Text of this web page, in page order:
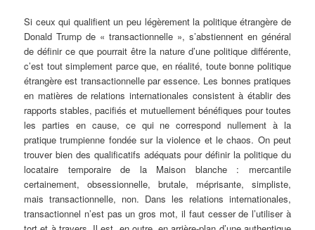
Si ceux qui qualifient un peu légèrement la politique étrangère de
Donald Trump de « transactionnelle », s’abstiennent en général
de définir ce que pourrait être la nature d’une politique différente,
c’est tout simplement parce que, en réalité, toute bonne politique
étrangère est transactionnelle par essence. Les bonnes pratiques
en matières de relations internationales consistent à établir des
rapports stables, pacifiés et mutuellement bénéfiques pour toutes
les parties en cause, ce qui ne correspond nullement à la
pratique trumpienne fondée sur la violence et le chaos. On peut
trouver bien des qualificatifs adéquats pour définir la politique du
locataire temporaire de la Maison blanche : mercantile
certainement, obsessionnelle, brutale, méprisante, simpliste,
mais transactionnelle, non. Dans les relations internationales,
transactionnel n’est pas un gros mot, il faut cesser de l’utiliser à